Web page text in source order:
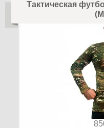
Тактическая